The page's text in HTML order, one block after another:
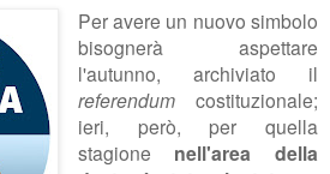
Per avere un nuovo simbolo
bisognerà aspettare
l'autunno, archiviato il
referendum costituzionale;
ieri, però, per quella
stagione nell'area della